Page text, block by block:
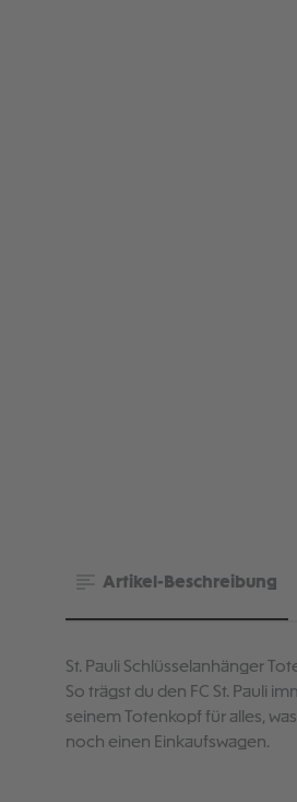
Artikel-Beschreibung
St. Pauli Schlüsselanhänger
So trägst du den FC St. Pauli
seinem Totenkopf für alles,
noch einen Einkaufswagen.